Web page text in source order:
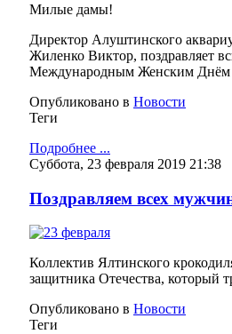
Милые дамы!
Директор Алуштинского
Жиленко Виктор, поздравляет
Международным Женским Днём
Опубликовано в Новости
Теги
Подробнее ...
Суббота, 23 февраля 2019 21:38
Поздравляем всех
Коллектив Ялтинского
защитника Отечества, который
Опубликовано в Новости
Теги